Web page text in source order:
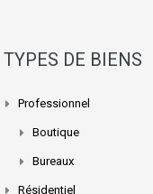
TYPES DE BIENS
Professionnel
Boutique
Bureaux
Résidentiel